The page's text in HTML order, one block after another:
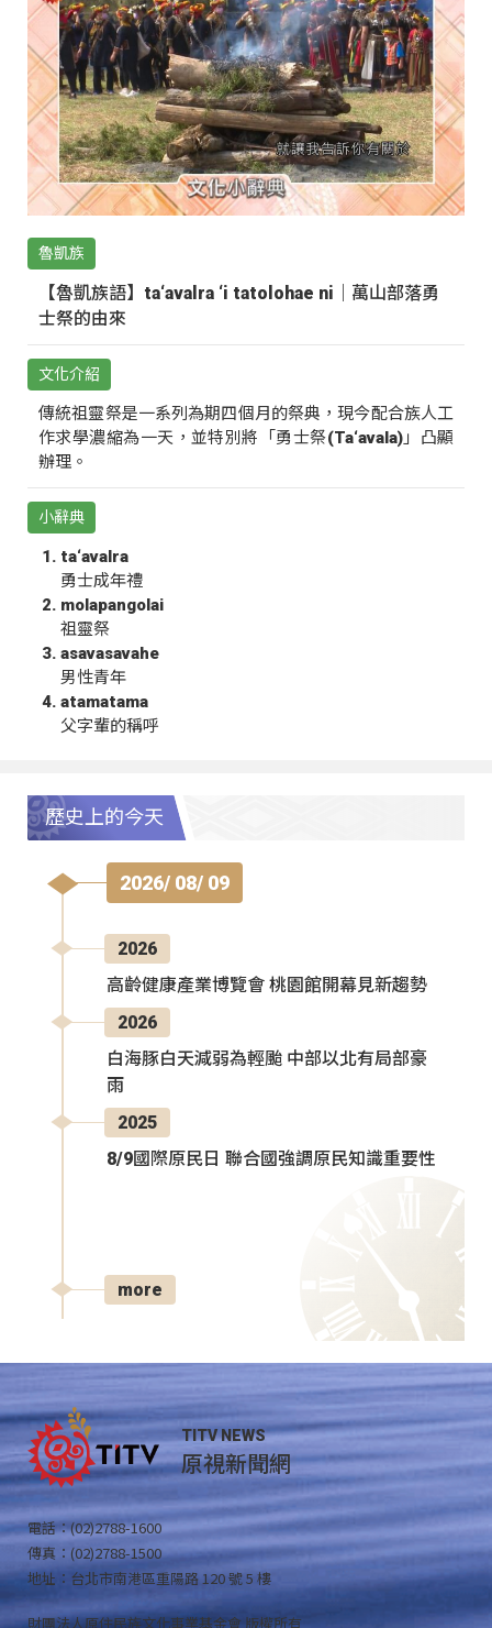
魯凱族
【魯凱族語】ta‘avalra ‘i tatolohae ni｜萬山部落勇
士祭的由來
文化介紹
傳統祖靈祭是一系列為期四個月的祭典，現今配合族人工
作求學濃縮為一天，並特別將「勇士祭(Ta‘avala)」凸顯
辦理。
小辭典
ta‘avalra
勇士成年禮
molapangolai
祖靈祭
asavasavahe
男性青年
atamatama
父字輩的稱呼
歷史上的今天
2026/ 08/ 09
2026
高齡健康產業博覽會 桃園館開幕見新趨勢
2026
白海豚白天減弱為輕颱 中部以北有局部豪
雨
2025
8/9國際原民日 聯合國強調原民知識重要性
more
TITV NEWS
原視新聞網
電話：(02)2788-1600
傳真：(02)2788-1500
地址：台北市南港區重陽路 120 號 5 樓
財團法人原住民族文化事業基金會 版權所有